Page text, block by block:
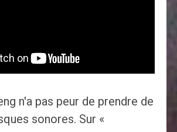
n'a pas peur de prendre de
sonores. Sur «